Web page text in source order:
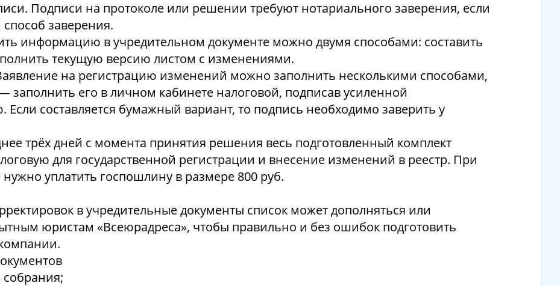
Подписи на протоколе или решении требуют нотариального заверения, если
заверения.
информацию в учредительном документе можно двумя способами: составить
текущую версию листом с изменениями.
на регистрацию изменений можно заполнить несколькими способами,
заполнить его в личном кабинете налоговой, подписав усиленной
составляется бумажный вариант, то подпись необходимо заверить у
трёх дней с момента принятия решения весь подготовленный комплект
для государственной регистрации и внесение изменений в реестр. При
уплатить госпошлину в размере 800 руб.
в учредительные документы список может дополняться или
юристам «Всеюрадреса», чтобы правильно и без ошибок подготовить